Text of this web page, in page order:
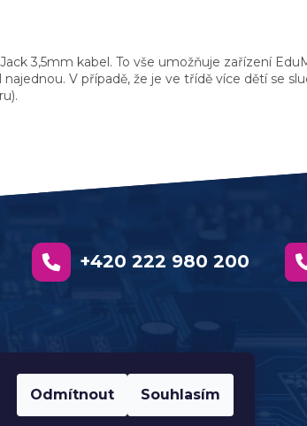
Odmítnout Souhlasím
3,5mm kabel. To vše umožňuje zařízení
V případě, že je ve třídě více dětí se
+420 222 980 200